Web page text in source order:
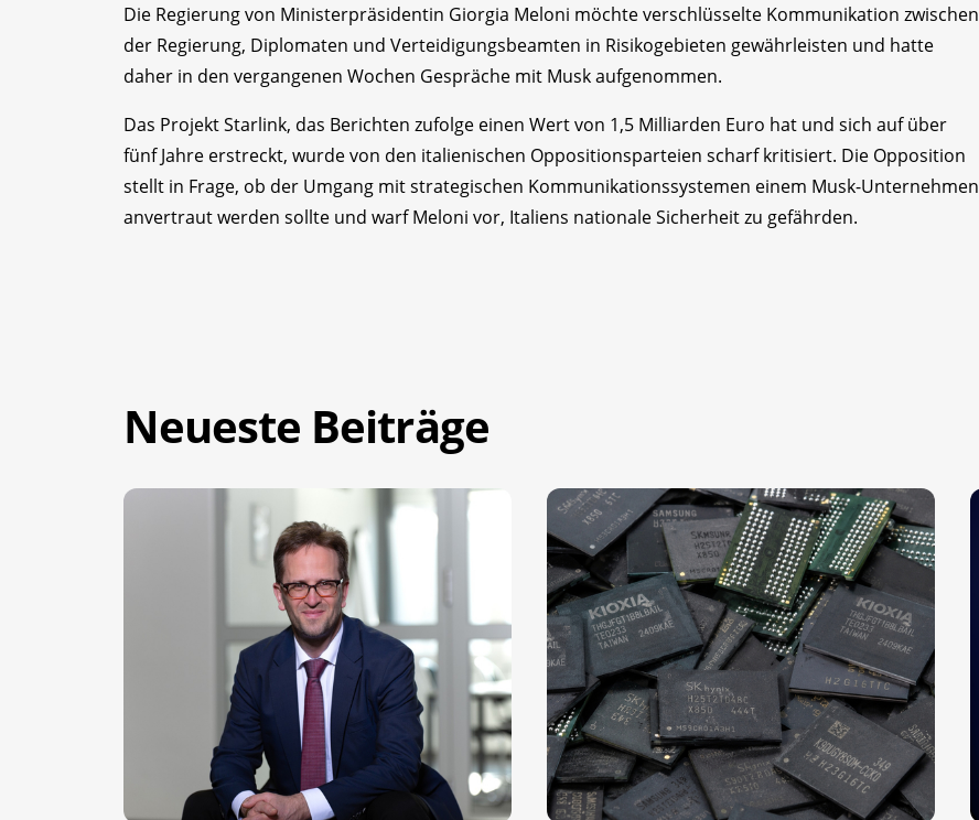
Die Regierung von Ministerpräsidentin Giorgia Meloni möchte verschlüsselte Kommunikation zwischen
der Regierung, Diplomaten und Verteidigungsbeamten in Risikogebieten gewährleisten und hatte
daher in den vergangenen Wochen Gespräche mit Musk aufgenommen.
Das Projekt Starlink, das Berichten zufolge einen Wert von 1,5 Milliarden Euro hat und sich auf über
fünf Jahre erstreckt, wurde von den italienischen Oppositionsparteien scharf kritisiert. Die Opposition
stellt in Frage, ob der Umgang mit strategischen Kommunikationssystemen einem Musk-Unternehmen
anvertraut werden sollte und warf Meloni vor, Italiens nationale Sicherheit zu gefährden.
Neueste Beiträge